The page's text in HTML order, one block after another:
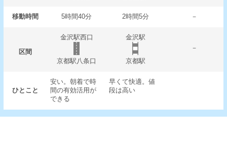
移動時間 5時間40分 2時間5分 －
区間
金沢駅西口
金沢駅
－
京都駅八条口
京都駅
ひとこと
安い。朝着で時
間の有効活用が
できる
早くて快適。値
段は高い